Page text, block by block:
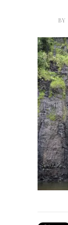
BY